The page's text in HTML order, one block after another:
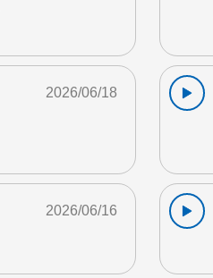
2026/06/18
2026/06/16